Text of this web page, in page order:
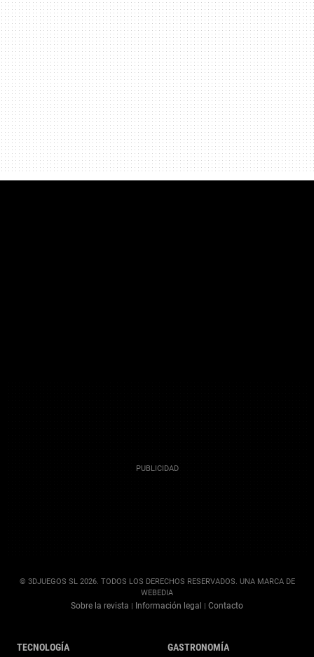
© 3DJUEGOS SL 2026. TODOS LOS DERECHOS RESERVADOS. UNA MARCA DE
WEBEDIA
Sobre la revista Información legal Contacto
TECNOLOGÍA GASTRONOMÍA